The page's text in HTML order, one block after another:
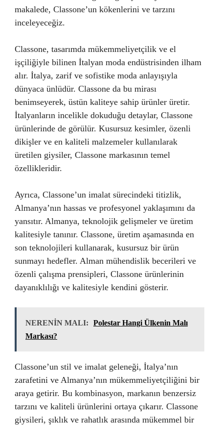
makalede, Classone’un kökenlerini ve tarzını
inceleyeceğiz.
Classone, tasarımda mükemmeliyetçilik ve el
işçiliğiyle bilinen İtalyan moda endüstrisinden ilham
alır. İtalya, zarif ve sofistike moda anlayışıyla
dünyaca ünlüdür. Classone da bu mirası
benimseyerek, üstün kaliteye sahip ürünler üretir.
İtalyanların incelikle dokuduğu detaylar, Classone
ürünlerinde de görülür. Kusursuz kesimler, özenli
dikişler ve en kaliteli malzemeler kullanılarak
üretilen giysiler, Classone markasının temel
özellikleridir.
Ayrıca, Classone’un imalat sürecindeki titizlik,
Almanya’nın hassas ve profesyonel yaklaşımını da
yansıtır. Almanya, teknolojik gelişmeler ve üretim
kalitesiyle tanınır. Classone, üretim aşamasında en
son teknolojileri kullanarak, kusursuz bir ürün
sunmayı hedefler. Alman mühendislik becerileri ve
özenli çalışma prensipleri, Classone ürünlerinin
dayanıklılığı ve kalitesiyle kendini gösterir.
NERENİN MALI:
Polestar Hangi Ülkenin Malı
Markası?
Classone’un stil ve imalat geleneği, İtalya’nın
zarafetini ve Almanya’nın mükemmeliyetçiliğini bir
araya getirir. Bu kombinasyon, markanın benzersiz
tarzını ve kaliteli ürünlerini ortaya çıkarır. Classone
giysileri, şıklık ve rahatlık arasında mükemmel bir